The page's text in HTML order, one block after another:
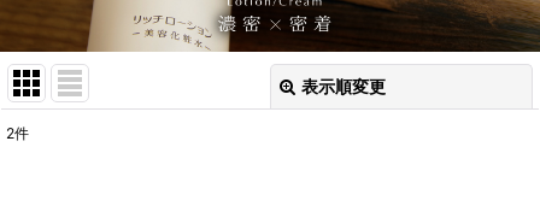
表示順変更
2件